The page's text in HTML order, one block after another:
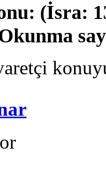
(İsra: